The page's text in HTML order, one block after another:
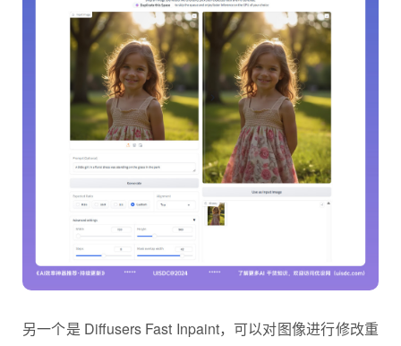
另一个是 Diffusers Fast Inpaint，可以对图像进行修改重